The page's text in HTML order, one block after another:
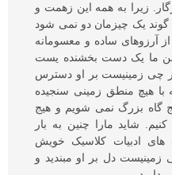
زیرا به همه این زهمت و
یک چیزمان دو نمی شود
آرزوهای ساده و معسومانه
ما یک دست بخشنده یست
چی زمینیست بر او دسترس
با هیچ منطق زمینی سنجیده
گاه بزرگ نمی شویم و هیج
شاید مارا چنین به بار
های ادبیات کلاسیک خویش
دل بر او مبندید و